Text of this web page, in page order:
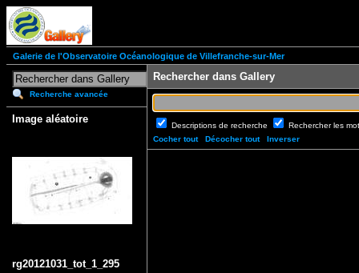
Galerie de l'Observatoire Océanologique de Villefranche-sur-Mer
Recherche avancée
Image aléatoire
rg20121031_tot_1_295
Rechercher dans Gallery
Descriptions de recherche
Rechercher les
Cocher tout
Décocher tout Inverser